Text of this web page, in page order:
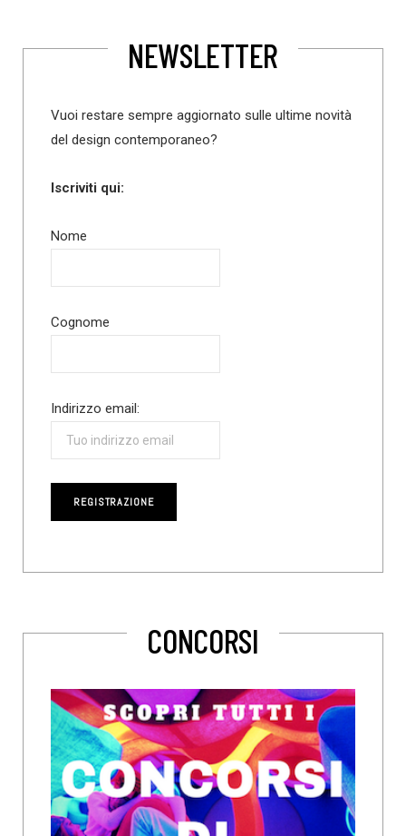
NEWSLETTER
Vuoi restare sempre aggiornato sulle ultime novità
del design contemporaneo?
Iscriviti qui:
Nome
Cognome
Indirizzo email:
CONCORSI